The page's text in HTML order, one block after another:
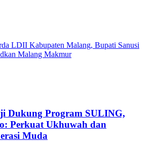
LDII Kabupaten Malang, Bupati Sanusi
Malang Makmur
Dukung Program SULING,
Perkuat Ukhuwah dan
Muda